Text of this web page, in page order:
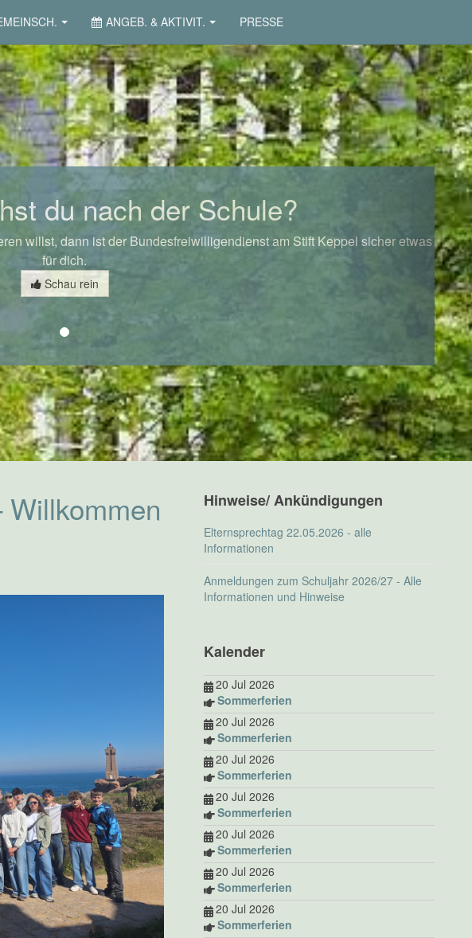
ANGEB. & AKTIVIT. PRESSE
du nach der Schule?
willst, dann ist der Bundesfreiwilligendienst am Stift Keppel sicher etwas
für dich.
Schau rein
Hinweise/ Ankündigungen
Elternsprechtag 22.05.2026 - alle
Informationen
Anmeldungen zum Schuljahr 2026/27 - Alle
Informationen und Hinweise
Kalender
20 Jul 2026
Sommerferien
20 Jul 2026
Sommerferien
20 Jul 2026
Sommerferien
20 Jul 2026
Sommerferien
20 Jul 2026
Sommerferien
20 Jul 2026
Sommerferien
20 Jul 2026
Sommerferien